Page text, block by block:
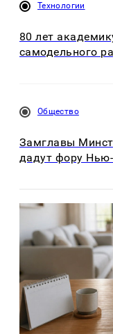
Технологии
80 лет
самодельного
Общество
Замглавы
дадут фору